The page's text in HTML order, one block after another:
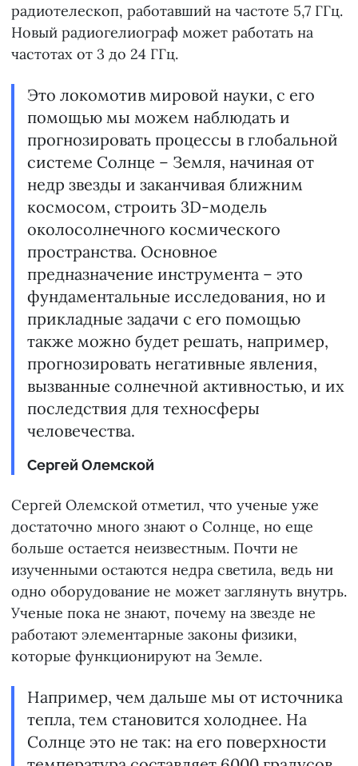
радиотелескоп, работавший на частоте 5,7 ГГц.
Новый радиогелиограф может работать на
частотах от 3 до 24 ГГц.
Это локомотив мировой науки, с его
помощью мы можем наблюдать и
прогнозировать процессы в глобальной
системе Солнце – Земля, начиная от
недр звезды и заканчивая ближним
космосом, строить 3D-модель
околосолнечного космического
пространства. Основное
предназначение инструмента – это
фундаментальные исследования, но и
прикладные задачи с его помощью
также можно будет решать, например,
прогнозировать негативные явления,
вызванные солнечной активностью, и их
последствия для техносферы
человечества.
Сергей Олемской
Сергей Олемской отметил, что ученые уже
достаточно много знают о Солнце, но еще
больше остается неизвестным. Почти не
изученными остаются недра светила, ведь ни
одно оборудование не может заглянуть внутрь.
Ученые пока не знают, почему на звезде не
работают элементарные законы физики,
которые функционируют на Земле.
Например, чем дальше мы от источника
тепла, тем становится холоднее. На
Солнце это не так: на его поверхности